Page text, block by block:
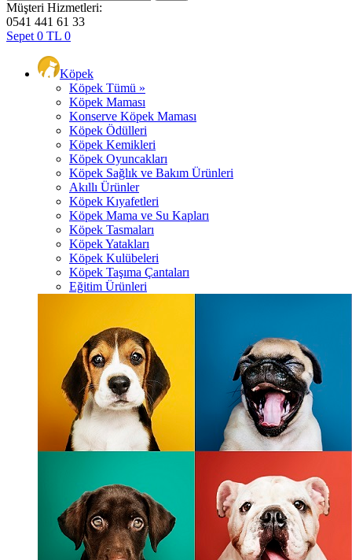
Müşteri Hizmetleri:
0541 441 61 33
Sepet 0 TL 0
Köpek
Köpek Tümü »
Köpek Maması
Konserve Köpek Maması
Köpek Ödülleri
Köpek Kemikleri
Köpek Oyuncakları
Köpek Sağlık ve Bakım Ürünleri
Akıllı Ürünler
Köpek Kıyafetleri
Köpek Mama ve Su Kapları
Köpek Tasmaları
Köpek Yatakları
Köpek Kulübeleri
Köpek Taşıma Çantaları
Eğitim Ürünleri